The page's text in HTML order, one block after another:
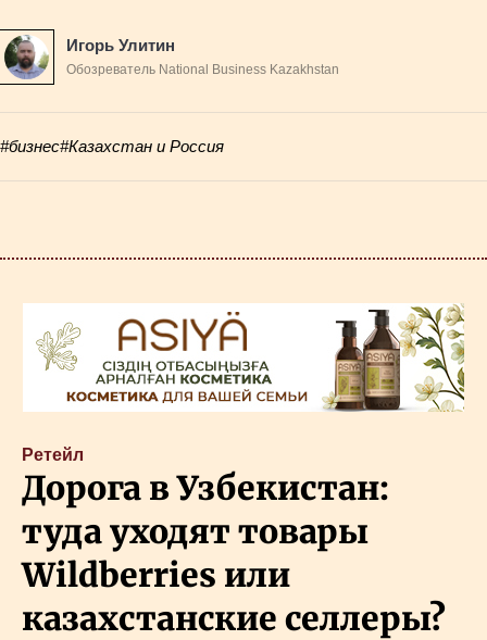
Игорь Улитин
Обозреватель National Business Kazakhstan
#бизнес#Казахстан и Россия
Ретейл
Дорога в Узбекистан:
туда уходят товары
Wildberries или
казахстанские селлеры?